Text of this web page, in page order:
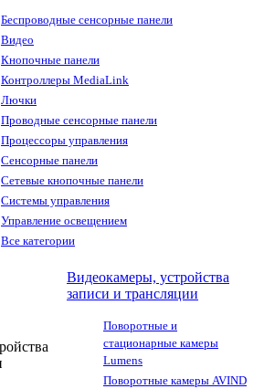
Беспроводные сенсорные панели
Видео
Кнопочные панели
Контроллеры MediaLink
Лючки
Проводные сенсорные панели
Процессоры управления
Сенсорные панели
Сетевые кнопочные панели
Системы управления
Управление освещением
Все категории
Видеокамеры, устройства
записи и трансляции
Поворотные и
стационарные камеры
Lumens
Поворотные камеры AVIND